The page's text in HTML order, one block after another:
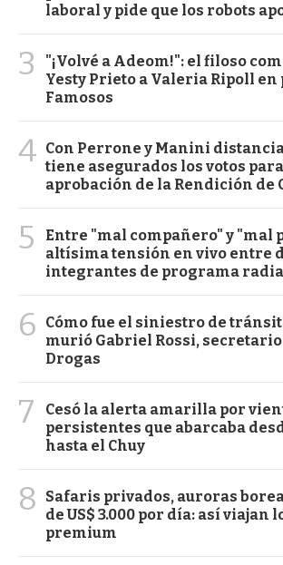
laboral y pide que los robots
3
"¡Volvé a Adeom!": el filoso
Yesty Prieto a Valeria Ripoll en
Famosos
4 Con Perrone y Manini
tiene asegurados los votos
aprobación de la Rendición de
5
Entre "mal compañero" y "mal
altísima tensión en vivo entre
integrantes de programa
6
Cómo fue el siniestro de
murió Gabriel Rossi,
Drogas
7
Cesó la alerta amarilla por
persistentes que abarcaba
hasta el Chuy
8
Safaris privados, auroras
de US$ 3.000 por día: así viajan
premium